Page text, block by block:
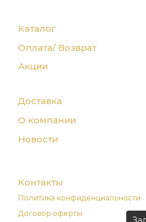
Каталог
Оплата/ Возврат
Акции
Доставка
О компании
Новости
Контакты
Политика конфиденциальности
Договор оферты